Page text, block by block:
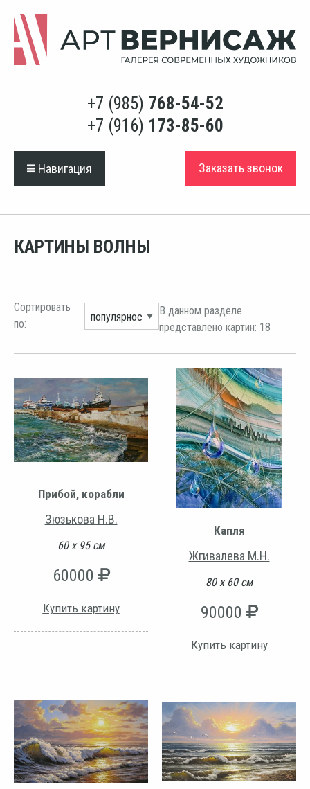
+7 (985) 768-54-52
+7 (916) 173-85-60
Навигация Заказать звонок
КАРТИНЫ ВОЛНЫ
Сортировать
по:
В данном разделе
представлено картин: 18
Прибой, корабли
Зюзькова Н.В.
60 х 95 см
60000
Купить картину
Капля
Жгивалева М.Н.
80 х 60 см
90000
Купить картину